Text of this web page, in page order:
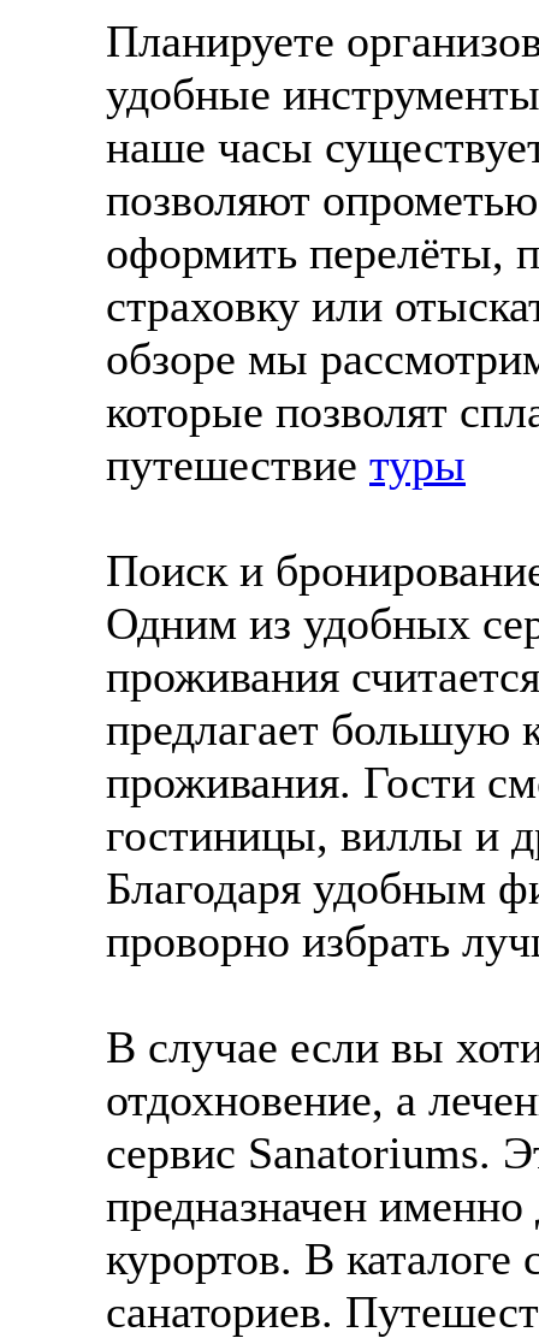
Планируете
удобные
наше часы
позволяют
оформить перелёты,
страховку или
обзоре мы
которые позволят
путешествие туры
Поиск и
Одним из удобных
проживания
предлагает большую
проживания. Гости
гостиницы, виллы и
Благодаря удобным
проворно избрать
В случае если вы
отдохновение, а
сервис Sanatoriums.
предназначен
курортов. В каталоге
санаториев.